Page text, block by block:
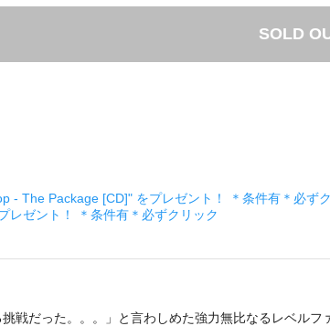
SOLD
- The Package [CD]" をプレゼント！ ＊条件有＊必ず
レゼント！ ＊条件有＊必ずクリック
戦だった。。。」と言わしめた強力無比なるレベル